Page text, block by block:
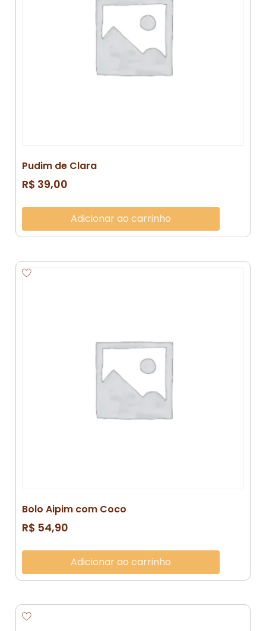
Pudim de Clara
R$ 39,00
Adicionar ao carrinho
Bolo Aipim com Coco
R$ 54,90
Adicionar ao carrinho